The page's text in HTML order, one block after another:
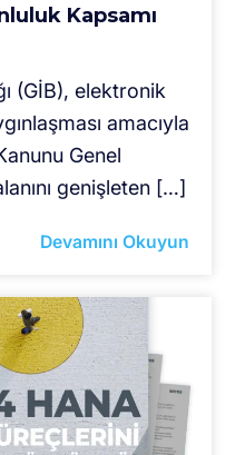
Kapsamı
(GİB), elektronik
amacıyla
Genel
genişleten […]
Devamını Okuyun